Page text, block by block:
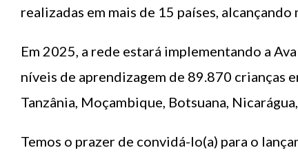
realizadas em mais de 15 países,
Em 2025, a rede estará implementando a
níveis de aprendizagem de 89.870 crianças
Tanzânia, Moçambique, Botsuana,
Temos o prazer de convidá-lo(a) para o